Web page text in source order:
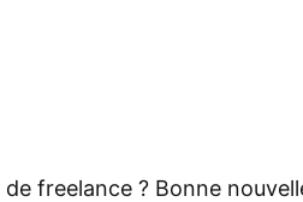
freelance ? Bonne